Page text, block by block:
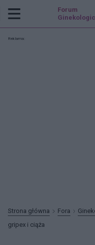
Forum
Reklama:
Strona główna Fora
gripex i ciąża